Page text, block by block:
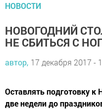
НОВОСТИ
НОВОГОДНИЙ
НЕ СБИТЬСЯ С
автор, 17 декабря 2017 -
Оставлять подготовку к
две недели до